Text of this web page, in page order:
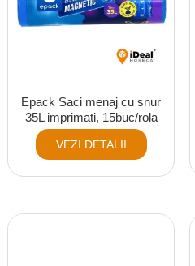
Epack Saci menaj cu snur
35L imprimati, 15buc/rola
VEZI DETALII